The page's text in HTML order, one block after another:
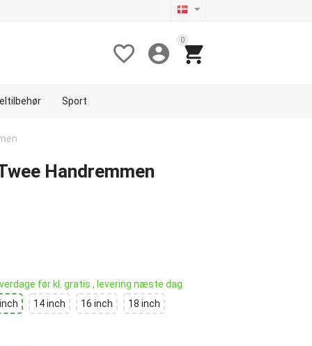
0



Sport
Handremmen
før kl. gratis , levering næste dag
14 inch 16 inch 18 inch